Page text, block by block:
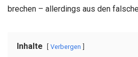
brechen – allerdings aus den
Inhalte Verbergen